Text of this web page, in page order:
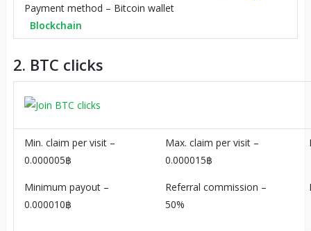
Payment method – Bitcoin wallet
Blockchain
2. BTC clicks
Min. claim per visit –
0.000005฿
Max. claim per visit –
0.000015฿
Minimum payout –
0.000010฿
Referral commission –
50%